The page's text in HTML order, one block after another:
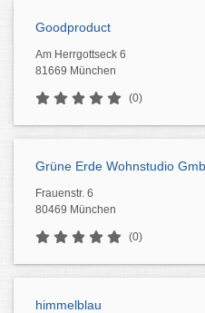
Goodproduct
Am Herrgottseck 6
81669 München
(0)
Grüne Erde Wohnstudio
Frauenstr. 6
80469 München
(0)
himmelblau